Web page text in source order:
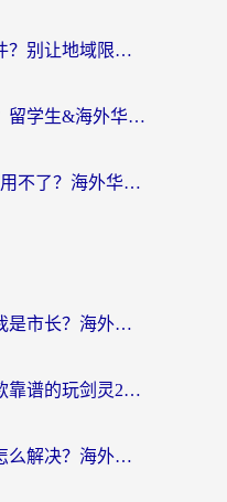
国外如何听国内音乐软件？别让地域限制，断了你的中文歌单
海外哪里能看奥运直播？留学生&海外华人必看的体育赛事观赛终极指南
12123交管在国外怎么使用不了？海外华人必看的无缝访问国内资源指南
意大利怎么玩模拟城市我是市长？海外党国服游戏加速终极攻略（附三国3量子特攻解决办法）
人在海外，如何选择一款靠谱的玩剑灵2加速器？
国外玩灌篮高手延迟高怎么解决？海外玩家国服游戏加速终极指南